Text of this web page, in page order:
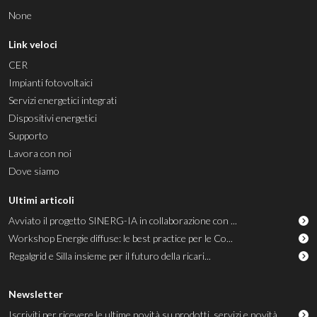
None
Link veloci
CER
Impianti fotovoltaici
Servizi energetici integrati
Dispositivi energetici
Supporto
Lavora con noi
Dove siamo
Ultimi articoli
Avviato il progetto SINERG-IA in collaborazione con ...
Workshop Energie diffuse: le best practice per le Co...
Regalgrid e Silla insieme per il futuro della ricari...
Newsletter
Iscriviti per ricevere le ultime novità su prodotti, servizi e novità